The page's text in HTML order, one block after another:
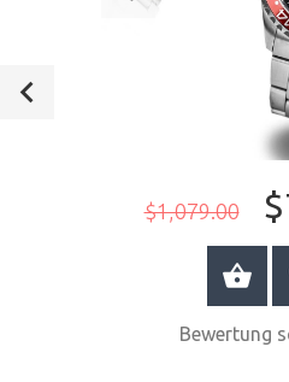
$1,079.00
Bewertung